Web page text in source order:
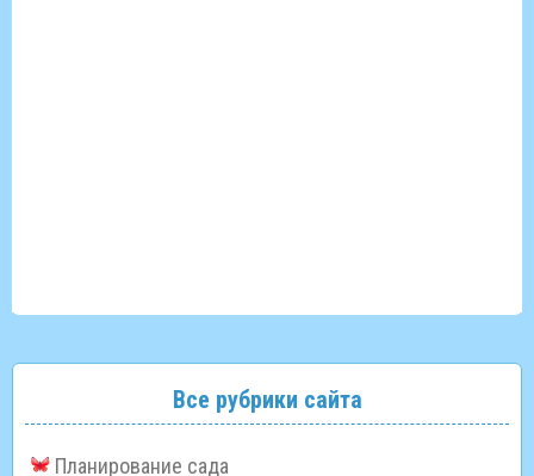
Все рубрики сайта
Планирование сада